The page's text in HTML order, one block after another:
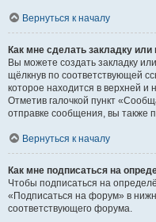
Вернуться к началу
Как мне сделать закладку
Вы можете создать закладку
щёлкнув по соответствующей
которое находится в верхней
Отметив галочкой пункт
отправке сообщения, вы также
Вернуться к началу
Как мне подписаться на
Чтобы подписаться на
«Подписаться на форум» в
соответствующего форума.